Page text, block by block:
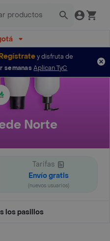
y disfruta de
semanas Aplican TyC
Norte
Tarifas
Envío gratis
(nuevos usuarios)
los pasillos